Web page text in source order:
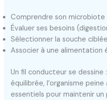
Comprendre son microbiote
Évaluer ses besoins
Sélectionner la souche ciblée
Associer à une alimentation
Un fil conducteur se
équilibrée, l’organisme
essentiels pour maintenir